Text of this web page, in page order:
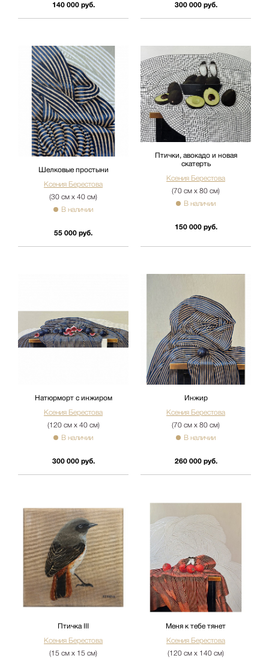
140 000 руб. 300 000 руб.
Шелковые простыни
Ксения Берестова
(30 см х 40 см)
В наличии
55 000 руб.
Птички, авокадо и новая
скатерть
Ксения Берестова
(70 см х 80 см)
В наличии
150 000 руб.
Натюрморт с инжиром
Ксения Берестова
(120 см х 40 см)
В наличии
300 000 руб.
Инжир
Ксения Берестова
(70 см х 80 см)
В наличии
260 000 руб.
Птичка III
Ксения Берестова
(15 см х 15 см)
Меня к тебе тянет
Ксения Берестова
(120 см х 140 см)